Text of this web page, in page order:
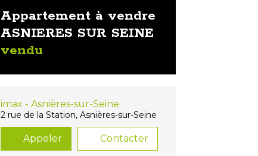
Appartement à vendre
ASNIERES SUR SEINE
vendu
imax - Asnières-sur-Seine
2 rue de la Station, Asnières-sur-Seine
Appeler Contacter